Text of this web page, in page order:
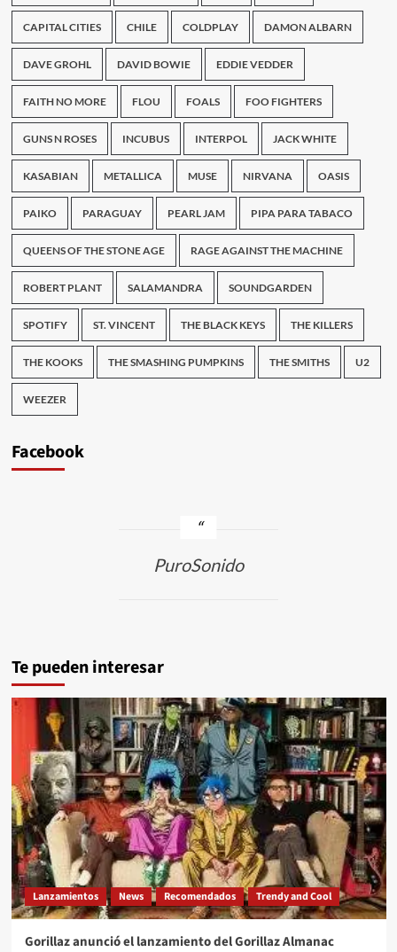
20
años
CAPITAL CITIES CHILE COLDPLAY DAMON ALBARN
DAVE GROHL DAVID BOWIE EDDIE VEDDER
FAITH NO MORE FLOU FOALS FOO FIGHTERS
GUNS N ROSES INCUBUS INTERPOL JACK WHITE
KASABIAN METALLICA MUSE NIRVANA OASIS
PAIKO PARAGUAY PEARL JAM PIPA PARA TABACO
QUEENS OF THE STONE AGE RAGE AGAINST THE MACHINE
ROBERT PLANT SALAMANDRA SOUNDGARDEN
SPOTIFY ST. VINCENT THE BLACK KEYS THE KILLERS
THE KOOKS THE SMASHING PUMPKINS THE SMITHS U2
WEEZER
Facebook
PuroSonido
Te pueden interesar
Lanzamientos News Recomendados Trendy and Cool
Gorillaz anunció el lanzamiento del Gorillaz Almanac